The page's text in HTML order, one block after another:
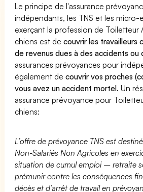
Le principe de l'assurance
indépendants, les TNS et les micro-
exerçant la profession de Toiletteur
chiens est decouvrir les travailleurs
de revenus dues à des accidents ou
assurances prévoyances pour
également decouvrir vos proches
vous avez un accident mortel. Un
assurance prévoyance pour
chiens:
L’offre de prévoyance TNS est
Non-Salariés Non Agricoles en
situation de cumul emploi – retraite
prémunir contre les conséquences
décès et d’arrêt de travail en